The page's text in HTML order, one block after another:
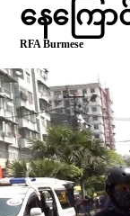
နေကြော
RFA Burmese